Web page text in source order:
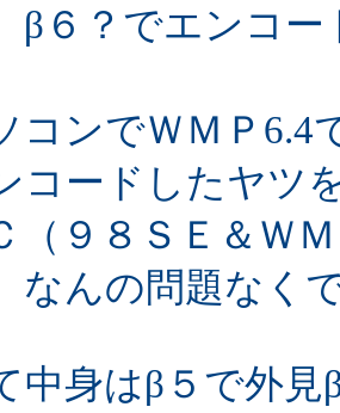
β６？でエンコ
コンでＷＭＰ6.4
コードしたヤツ
（９８ＳＥ＆Ｗ
なんの問題なく
中身はβ５で外